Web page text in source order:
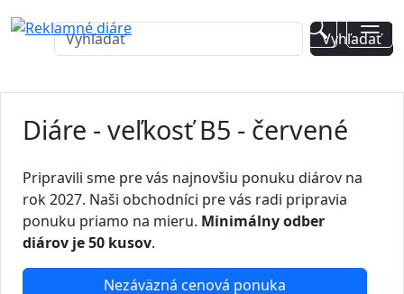
Diáre - veľkosť B5 - červené
Pripravili sme pre vás najnovšiu ponuku diárov na
rok 2027. Naši obchodníci pre vás radi pripravia
ponuku priamo na mieru. Minimálny odber
diárov je 50 kusov.
Nezáväzná cenová ponuka